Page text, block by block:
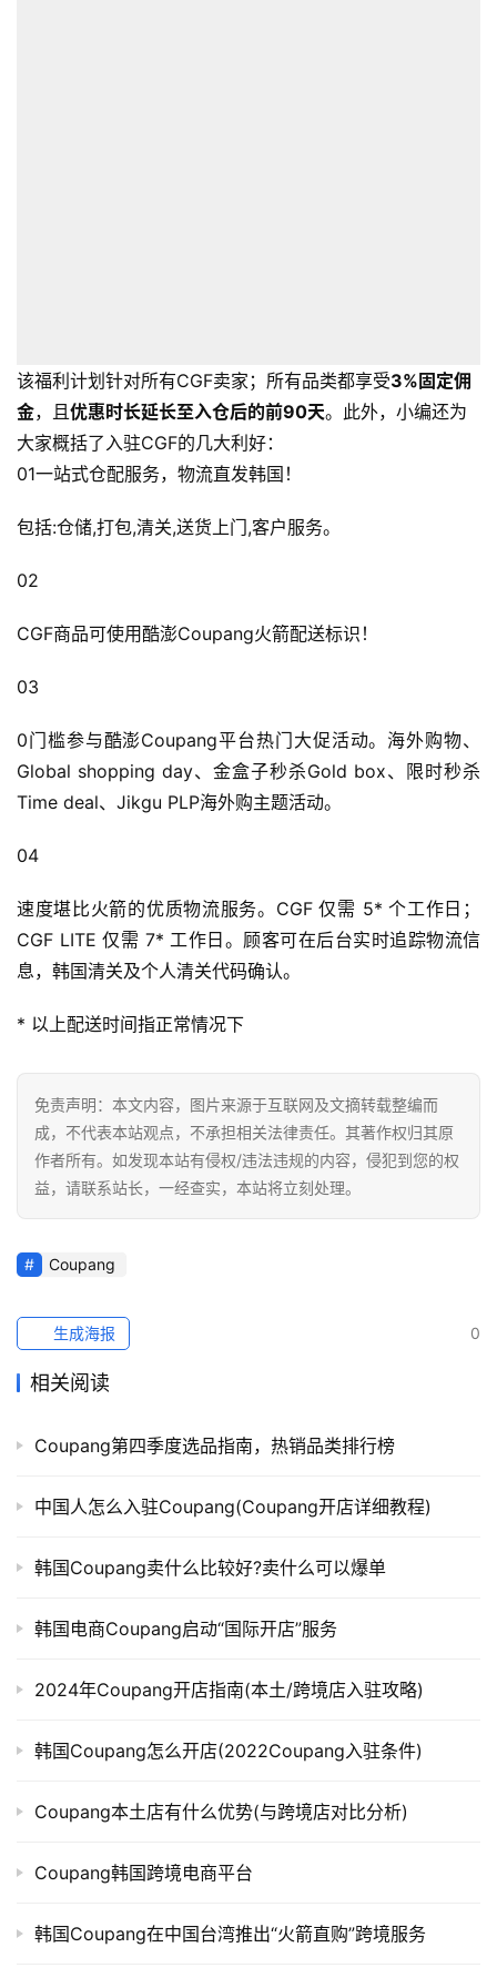
该福利计划针对所有CGF卖家；所有品类都享受3%固定佣
金，且优惠时长延长至入仓后的前90天。此外，小编还为
大家概括了入驻CGF的几大利好：
01一站式仓配服务，物流直发韩国！
包括:仓储,打包,清关,送货上门,客户服务。
02
CGF商品可使用酷澎Coupang火箭配送标识！
03
0门槛参与酷澎Coupang平台热门大促活动。海外购物、
Global shopping day、金盒子秒杀Gold box、限时秒杀
Time deal、Jikgu PLP海外购主题活动。
04
速度堪比火箭的优质物流服务。CGF 仅需 5* 个工作日；
CGF LITE 仅需 7* 工作日。顾客可在后台实时追踪物流信
息，韩国清关及个人清关代码确认。
* 以上配送时间指正常情况下
免责声明：本文内容，图片来源于互联网及文摘转载整编而
成，不代表本站观点，不承担相关法律责任。其著作权归其原
作者所有。如发现本站有侵权/违法违规的内容，侵犯到您的权
益，请联系站长，一经查实，本站将立刻处理。
Coupang
0
生成海报
相关阅读
Coupang第四季度选品指南，热销品类排行榜
中国人怎么入驻Coupang(Coupang开店详细教程)
韩国Coupang卖什么比较好?卖什么可以爆单
韩国电商Coupang启动“国际开店”服务
2024年Coupang开店指南(本土/跨境店入驻攻略)
韩国Coupang怎么开店(2022Coupang入驻条件)
Coupang本土店有什么优势(与跨境店对比分析)
Coupang韩国跨境电商平台
韩国Coupang在中国台湾推出“火箭直购”跨境服务